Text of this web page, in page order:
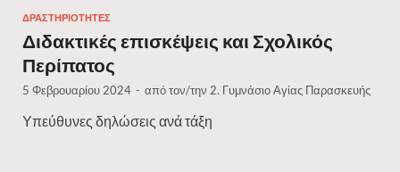
ΔΡΑΣΤΗΡΙΌΤΗΤΕΣ
Διδακτικές επισκέψεις και Σχολικός
Περίπατος
5 Φεβρουαρίου 2024 - από τον/την 2. Γυμνάσιο Αγίας Παρασκευής
Υπεύθυνες δηλώσεις ανά τάξη